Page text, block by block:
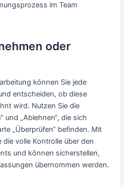
im Team
oder
können Sie jede
entscheiden, ob diese
wird. Nutzen Sie die
und „Ablehnen“, die sich
„Überprüfen“ befinden. Mit
volle Kontrolle über den
und können sicherstellen,
übernommen werden.